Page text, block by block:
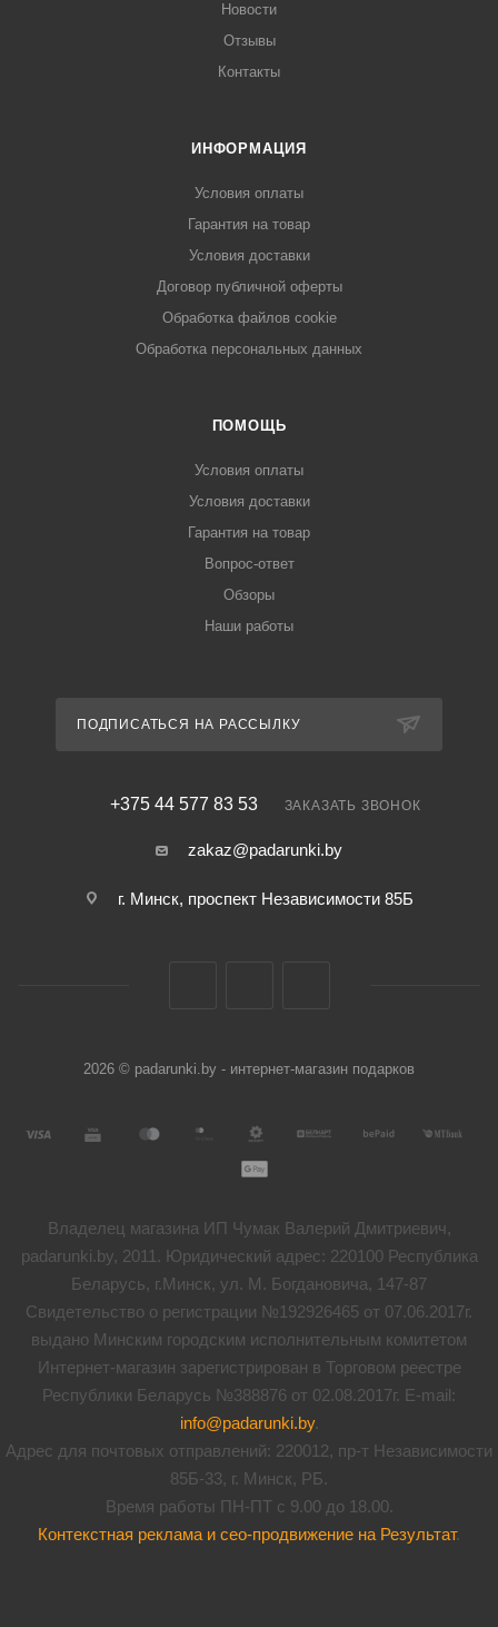
Новости
Отзывы
Контакты
ИНФОРМАЦИЯ
Условия оплаты
Гарантия на товар
Условия доставки
Договор публичной оферты
Обработка файлов cookie
Обработка персональных данных
ПОМОЩЬ
Условия оплаты
Условия доставки
Гарантия на товар
Вопрос-ответ
Обзоры
Наши работы
ПОДПИСАТЬСЯ НА РАССЫЛКУ
+375 44 577 83 53 ЗАКАЗАТЬ ЗВОНОК
zakaz@padarunki.by
г. Минск, проспект Независимости 85Б
2026 © padarunki.by - интернет-магазин подарков
Владелец магазина ИП Чумак Валерий Дмитриевич,
padarunki.by, 2011. Юридический адрес: 220100 Республика
Беларусь, г.Минск, ул. М. Богдановича, 147-87
Свидетельство о регистрации №192926465 от 07.06.2017г.
выдано Минским городским исполнительным комитетом
Интернет-магазин зарегистрирован в Торговом реестре
Республики Беларусь №388876 от 02.08.2017г. E-mail:
info@padarunki.by.
Адрес для почтовых отправлений: 220012, пр-т Независимости
85Б-33, г. Минск, РБ.
Время работы ПН-ПТ с 9.00 до 18.00.
Контекстная реклама и сео-продвижение на Результат.